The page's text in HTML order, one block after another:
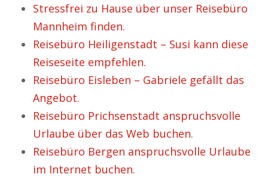
Stressfrei zu Hause über unser Reisebüro
Mannheim finden.
Reisebüro Heiligenstadt – Susi kann diese
Reiseseite empfehlen.
Reisebüro Eisleben – Gabriele gefällt das
Angebot.
Reisebüro Prichsenstadt anspruchsvolle
Urlaube über das Web buchen.
Reisebüro Bergen anspruchsvolle Urlaube
im Internet buchen.